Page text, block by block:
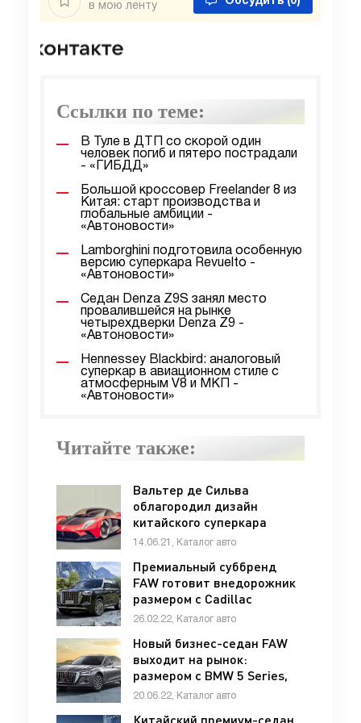
в мою ленту
Ссылки по теме:
В Туле в ДТП со скорой один
человек погиб и пятеро пострадали
- «ГИБДД»
Большой кроссовер Freelander 8 из
Китая: старт производства и
глобальные амбиции -
«Автоновости»
Lamborghini подготовила особенную
версию суперкара Revuelto -
«Автоновости»
Седан Denza Z9S занял место
провалившейся на рынке
четырехдверки Denza Z9 -
«Автоновости»
Hennessey Blackbird: аналоговый
суперкар в авиационном стиле с
атмосферным V8 и МКП -
«Автоновости»
Читайте также:
Вальтер де Сильва
облагородил дизайн
китайского суперкара
Hongqi S9 и нарисует ещё
14.06.21, Каталог авто
Премиальный суббренд
FAW готовит внедорожник
размером с Cadillac
Escalade: новинке прочат
26.02.22, Каталог авто
Новый бизнес-седан FAW
выходит на рынок:
размером с BMW 5 Series,
дешевле Toyota Camry -
20.06.22, Каталог авто
Китайский премиум-седан